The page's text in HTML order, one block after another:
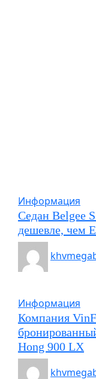
Информация
Седан Belgee
дешевле, чем
Информация
Компания
Hong 900 LX